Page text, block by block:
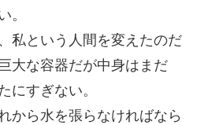
私という人間を変えたのだ
大な容器だが中身はまだ
にすぎない。
から水を張らなければなら